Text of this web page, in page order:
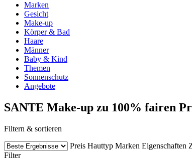
Marken
Gesicht
Make-up
Körper & Bad
Haare
Männer
Baby & Kind
Themen
Sonnenschutz
Angebote
SANTE Make-up zu 100% fairen
Filtern & sortieren
Preis Hauttyp Marken Eigenschaften
Filter